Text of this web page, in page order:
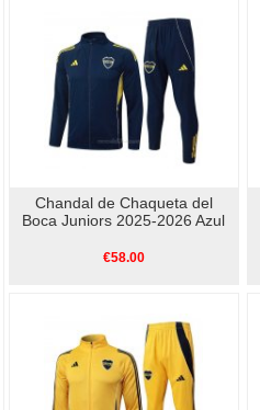
Chandal de Chaqueta del
Boca Juniors 2025-2026 Azul
€58.00